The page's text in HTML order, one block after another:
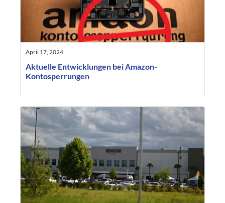
April 17, 2024
Aktuelle Entwicklungen bei Amazon-
Kontosperrungen